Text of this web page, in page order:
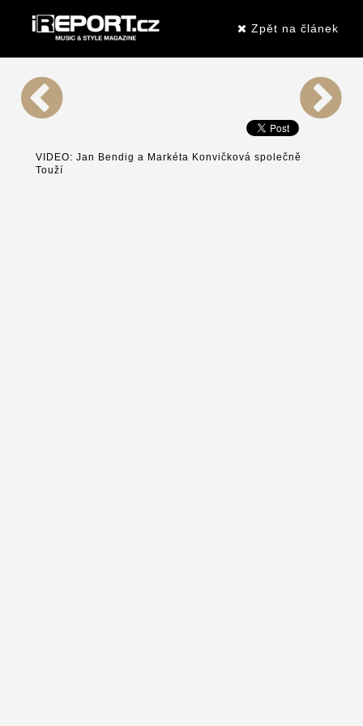
Zpět na článek
VIDEO: Jan Bendig a Markéta Konvičková společně
Touží